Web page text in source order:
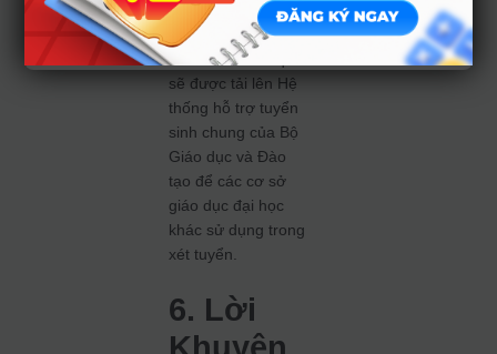
kiến công bố điểm
thi SPT trước ngày
15/6/2025. Kết quả
sẽ được tải lên Hệ
thống hỗ trợ tuyển
sinh chung của Bộ
Giáo dục và Đào
tạo để các cơ sở
giáo dục đại học
khác sử dụng trong
xét tuyển.
6. Lời